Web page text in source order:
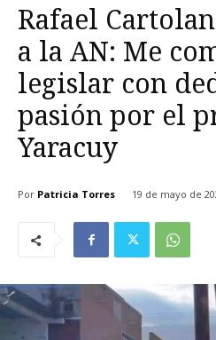
Rafael
a la AN: Me
legislar con
pasión por el
Yaracuy
Por Patricia Torres 19 de mayo de